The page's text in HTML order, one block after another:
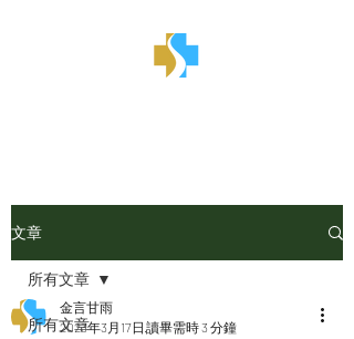
文章
所有文章
所有文章
金言甘雨
2023年3月17日 讀畢需時 3 分鐘